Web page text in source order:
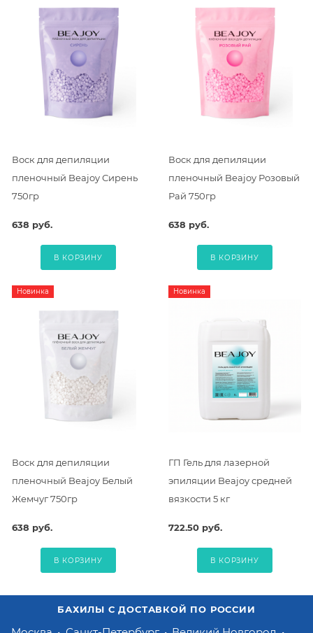
Воск для депиляции
пленочный Beajoy Сирень
750гр
638 руб.
В КОРЗИНУ
Воск для депиляции
пленочный Beajoy Розовый
Рай 750гр
638 руб.
В КОРЗИНУ
Новинка
Воск для депиляции
пленочный Beajoy Белый
Жемчуг 750гр
638 руб.
В КОРЗИНУ
Новинка
ГП Гель для лазерной
эпиляции Beajoy средней
вязкости 5 кг
722.50 руб.
В КОРЗИНУ
БАХИЛЫ С ДОСТАВКОЙ ПО РОССИИ